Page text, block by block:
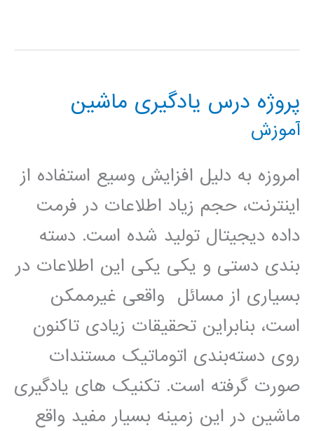
پروژه درس يادگيری ماشين
آموزش
امروزه به دلیل افزایش وسیع استفاده از
اینترنت، حجم زیاد اطلاعات در فرمت
داده دیجیتال تولید شده است. دسته‌
بندی دستی و یکی یکی این اطلاعات در
بسیاری از مسائل واقعی غیرممکن
است، بنابراین تحقیقات زیادی تاکنون
روی دسته‌بندی اتوماتیک مستندات
صورت گرفته است. تکنیک‌ های یادگیری
ماشین در این زمینه بسیار مفید واقع